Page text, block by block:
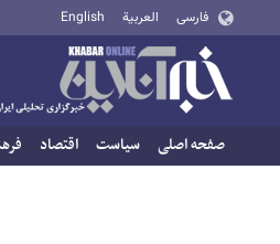
فارسی العربية English
صفحه اصلی سیاست اقتصاد